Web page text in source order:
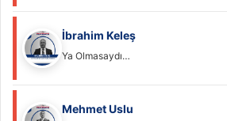
İbrahim Keleş
Ya Olmasaydı…
Mehmet Uslu